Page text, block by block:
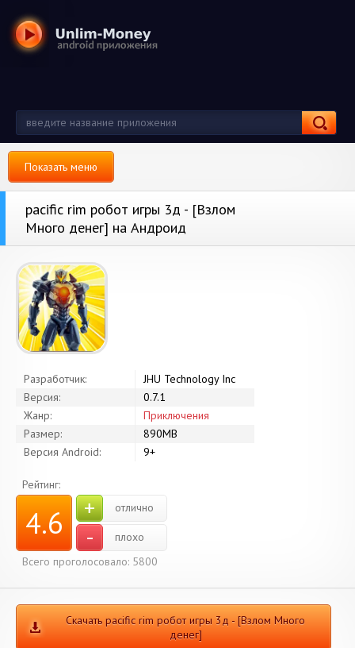
Показать меню
pacific rim робот игры 3д - [Взлом
Много денег] на Андроид
Разработчик:
JHU Technology Inc
Версия:
0.7.1
Жанр:
Приключения
Размер:
890MB
Версия Android:
9+
Рейтинг:
4.6 + отлично
-
плохо
Всего проголосовало: 5800
Скачать pacific rim робот игры 3д - [Взлом Много
денег]